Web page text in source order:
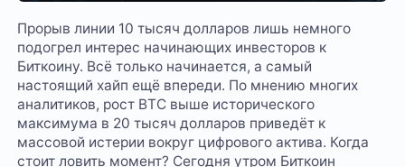
Прорыв линии 10 тысяч долларов лишь немного
подогрел интерес начинающих инвесторов к
Биткоину. Всё только начинается, а самый
настоящий хайп ещё впереди. По мнению многих
аналитиков, рост BTC выше исторического
максимума в 20 тысяч долларов приведёт к
массовой истерии вокруг цифрового актива. Когда
стоит ловить момент? Сегодня утром Биткоин